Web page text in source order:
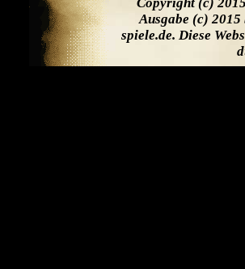
Ausgabe (c) 2015
spiele.de. Diese